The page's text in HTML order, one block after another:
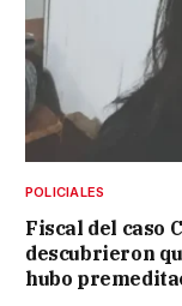
POLICIALES
Fiscal del caso
descubrieron
hubo